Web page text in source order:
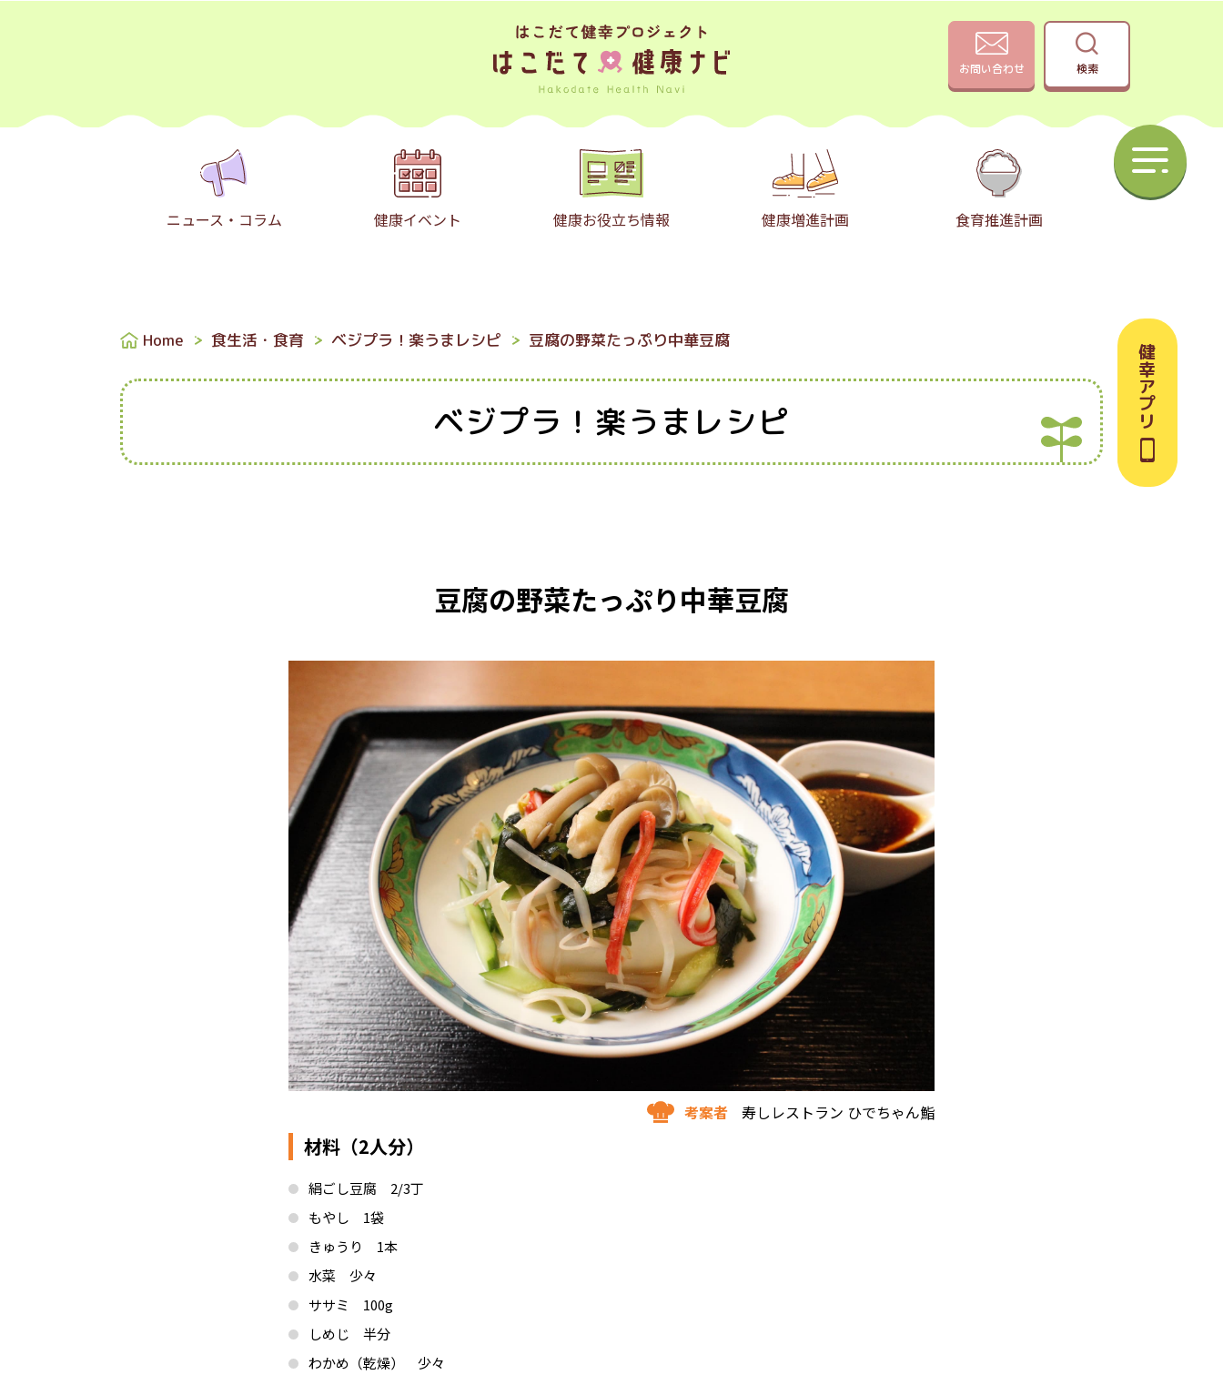
お問い合わせ 検索
ニュース・コラム 健康イベント 健康お役立ち情報 健康増進計画 食育推進計画
Home 食生活・食育 ベジプラ！楽うまレシピ 豆腐の野菜たっぷり中華豆腐
ベジプラ！楽うまレシピ
豆腐の野菜たっぷり中華豆腐
考案者 寿しレストラン ひでちゃん鮨
材料（2人分）
絹ごし豆腐 2/3丁
もやし 1袋
きゅうり 1本
水菜 少々
ササミ 100g
しめじ 半分
わかめ（乾燥） 少々
健幸アプリ